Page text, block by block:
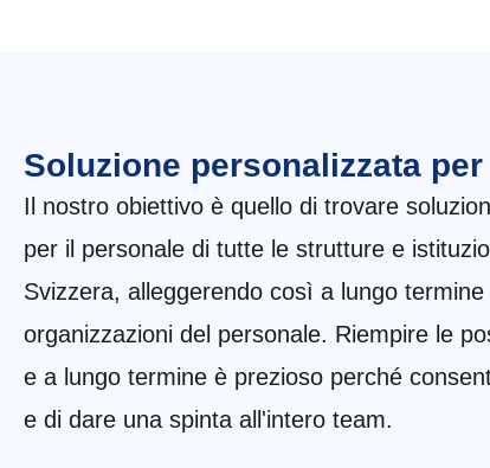
Soluzione personalizzata
Il nostro obiettivo è quello di trovare
per il personale di tutte le strutture e
Svizzera, alleggerendo così a lungo
organizzazioni del personale. Riempire le
e a lungo termine è prezioso perché
e di dare una spinta all'intero team.